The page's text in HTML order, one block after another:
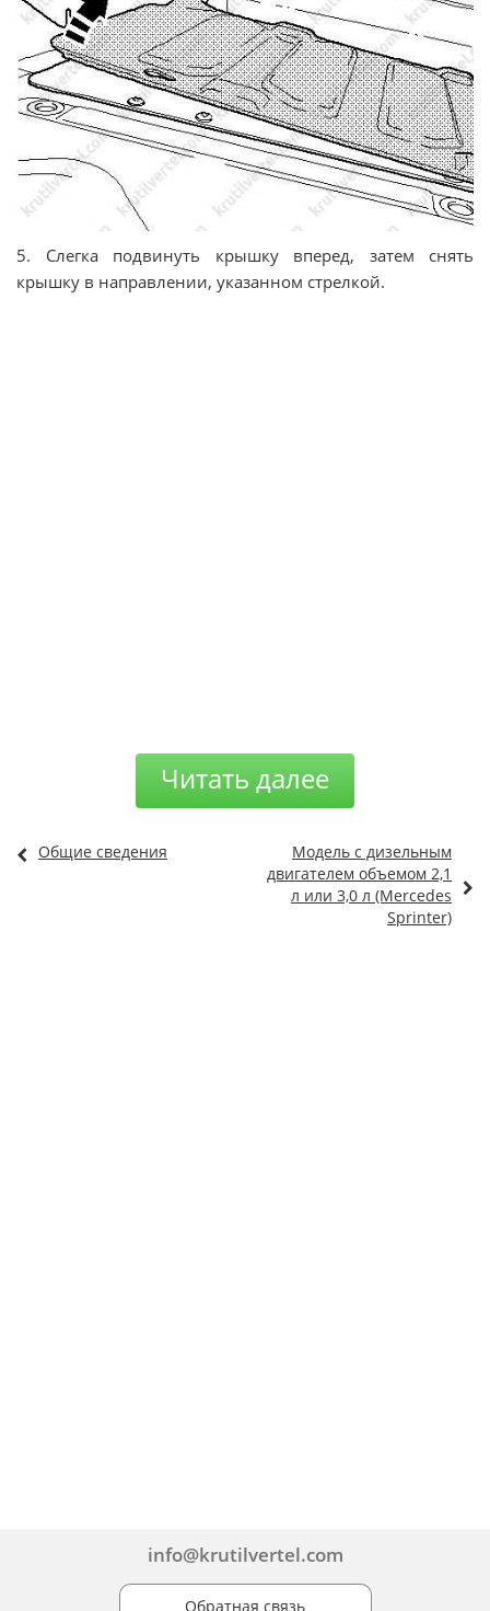
5. Слегка подвинуть крышку вперед, затем снять
крышку в направлении, указанном стрелкой.
Читать далее
Общие сведения
Модель с дизельным
двигателем объемом 2,1
л или 3,0 л (Mercedes
Sprinter)
info@krutilvertel.com
Обратная связь